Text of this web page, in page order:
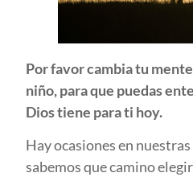
Por favor cambia tu
niño, para que puedas
Dios tiene para ti hoy.
Hay ocasiones en
sabemos que camino